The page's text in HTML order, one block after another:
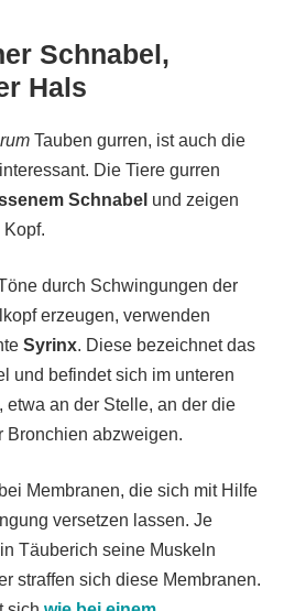
Schnabel,
Hals
Tauben gurren, ist auch die
interessant. Die Tiere gurren
Schnabel und zeigen
durch Schwingungen der
erzeugen, verwenden
Syrinx. Diese bezeichnet das
und befindet sich im unteren
etwa an der Stelle, an der die
Bronchien abzweigen.
Membranen, die sich mit Hilfe
versetzen lassen. Je
Täuberich seine Muskeln
straffen sich diese Membranen.